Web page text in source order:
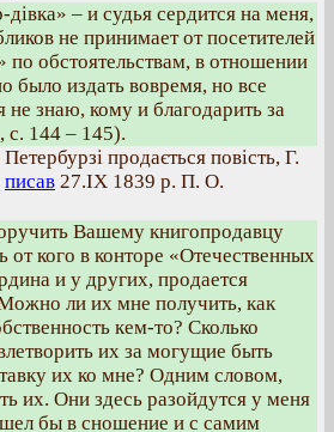
– и судья сердится на меня,
не принимает от посетителей
обстоятельствам, в отношении
было издать вовремя, но все
не знаю, кому и благодарить за
с. 144 – 145).
продається повість, Г.
писав 27.IX 1839 р. П. О.
Вашему книгопродавцу
от кого в конторе «Отечественных
и у других, продается
ли их мне получить, как
кем-то? Сколько
их за могущие быть
их ко мне? Одним словом,
их. Они здесь разойдутся у меня
бы в сношение и с самим